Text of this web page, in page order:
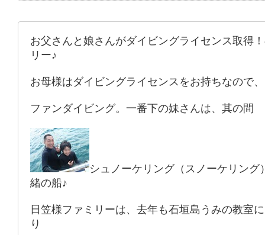
お父さんと娘さんがダイビングライセンス取得
リー♪
お母様はダイビングライセンスをお持ちなので、
ファンダイビング。一番下の妹さんは、其の間
シュノーケリング（スノーケリング
緒の船♪
日笠様ファミリーは、去年も石垣島うみの教室
り